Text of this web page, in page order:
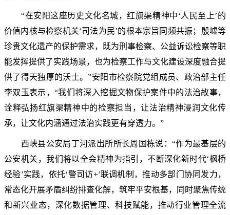
“在安阳这座历史文化名城，红旗渠精神中‘人民至上’的
价值内核与检察机关‘司法为民’的根本宗旨同频共振；殷墟等
珍贵文化遗产的保护需求，既为刑事检察、公益诉讼检察等职
能发挥提供了实践场景，也为检察工作与文化建设深度融合提
供了得天独厚的沃土。”安阳市检察院党组成员、政治部主任
李双玉表示，“我们将深入挖掘文物保护案件中的法治故事，
诠释弘扬红旗渠精神中的检察担当，让法治精神浸润文化传
承，让文化内涵通过法治实践更有穿透力。”
西峡县公安局丁河派出所所长周国栋说：“作为最基层的
公安机关，我们将以全会精神为指引，不断深化新时代‘枫桥
经验’实践，依托‘警司访+’联调机制，推动多部门协同发力，
常态化开展矛盾纠纷排查化解，筑牢平安根基，同时聚焦传统
和新兴业态，深化数据管理、科技赋能，推动行业管理全流